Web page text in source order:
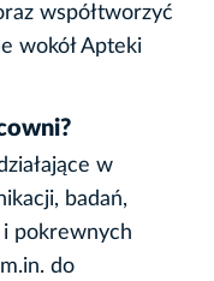
współtworzyć
wokół Apteki
w
badań,
i pokrewnych
do